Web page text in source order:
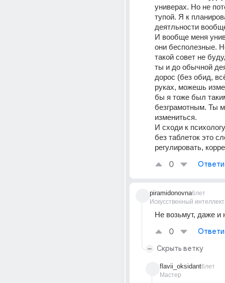
универах. Но не
тупой. Я к
деятльности
И вообще меня
они бесполезные.
такой совет не
ты и до обычной
дорос (без обид,
руках, можешь
бы я тоже был
безграмотным. Ты
измениться.
И сходи к
без таблеток это
регулировать,
0
piramidonovna
Искусственный интеллект
6лет
Не возьмут, даже и
0
Скрыть ветку
flavii_oksidant
Мастер
6лет